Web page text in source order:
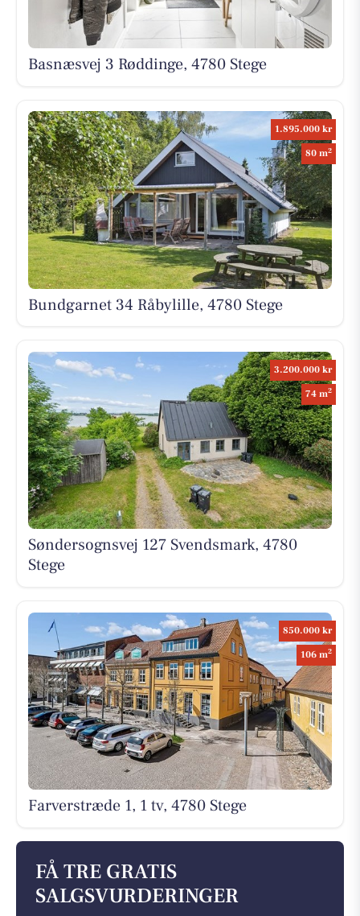
Basnæsvej 3 Røddinge, 4780 Stege
1.895.000 kr
80 m2
Bundgarnet 34 Råbylille, 4780 Stege
3.200.000 kr
74 m2
Søndersognsvej 127 Svendsmark, 4780
Stege
850.000 kr
106 m2
Farverstræde 1, 1 tv, 4780 Stege
FÅ TRE GRATIS
SALGSVURDERINGER